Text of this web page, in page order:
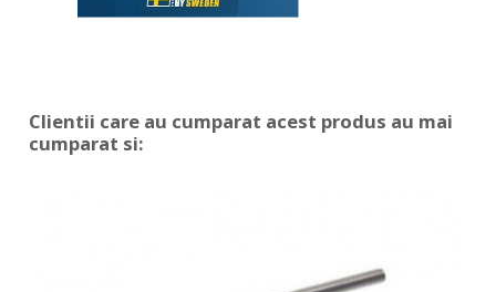
Clientii care au cumparat acest produs au mai
cumparat si: